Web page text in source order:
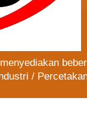
/